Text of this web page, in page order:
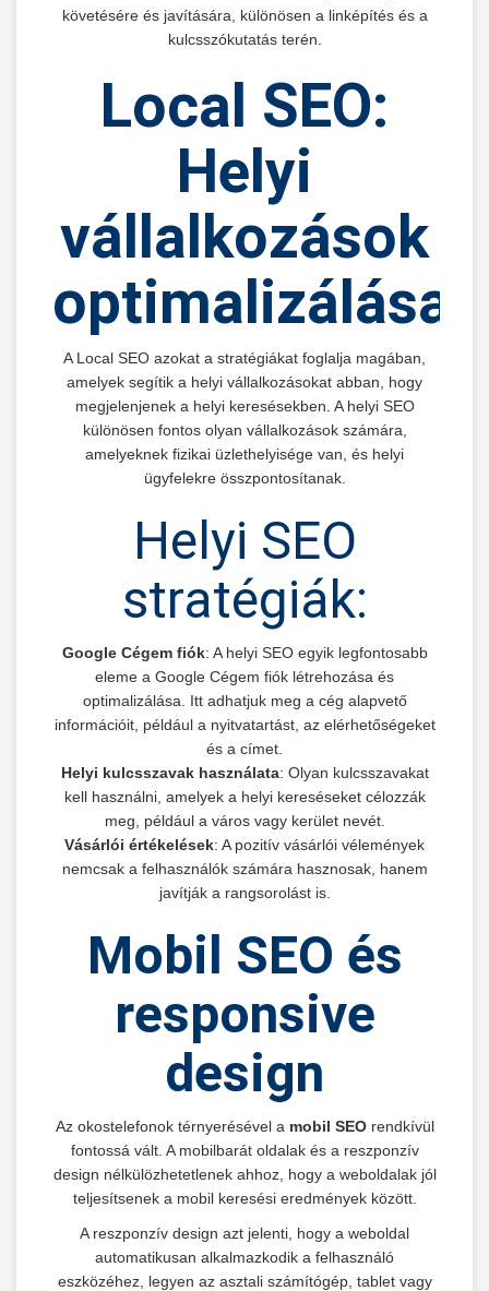
követésére és javítására, különösen a linképítés és a
kulcsszókutatás terén.
Local SEO:
Helyi
vállalkozások
optimalizálása
A Local SEO azokat a stratégiákat foglalja magában,
amelyek segítik a helyi vállalkozásokat abban, hogy
megjelenjenek a helyi keresésekben. A helyi SEO
különösen fontos olyan vállalkozások számára,
amelyeknek fizikai üzlethelyisége van, és helyi
ügyfelekre összpontosítanak.
Helyi SEO
stratégiák:
Google Cégem fiók: A helyi SEO egyik legfontosabb
eleme a Google Cégem fiók létrehozása és
optimalizálása. Itt adhatjuk meg a cég alapvető
információit, például a nyitvatartást, az elérhetőségeket
és a címet.
Helyi kulcsszavak használata: Olyan kulcsszavakat
kell használni, amelyek a helyi kereséseket célozzák
meg, például a város vagy kerület nevét.
Vásárlói értékelések: A pozitív vásárlói vélemények
nemcsak a felhasználók számára hasznosak, hanem
javítják a rangsorolást is.
Mobil SEO és
responsive
design
Az okostelefonok térnyerésével a mobil SEOrendkívül
fontossá vált. A mobilbarát oldalak és a reszponzív
design nélkülözhetetlenek ahhoz, hogy a weboldalak jól
teljesítsenek a mobil keresési eredmények között.
A reszponzív design azt jelenti, hogy a weboldal
automatikusan alkalmazkodik a felhasználó
eszközéhez, legyen az asztali számítógép, tablet vagy